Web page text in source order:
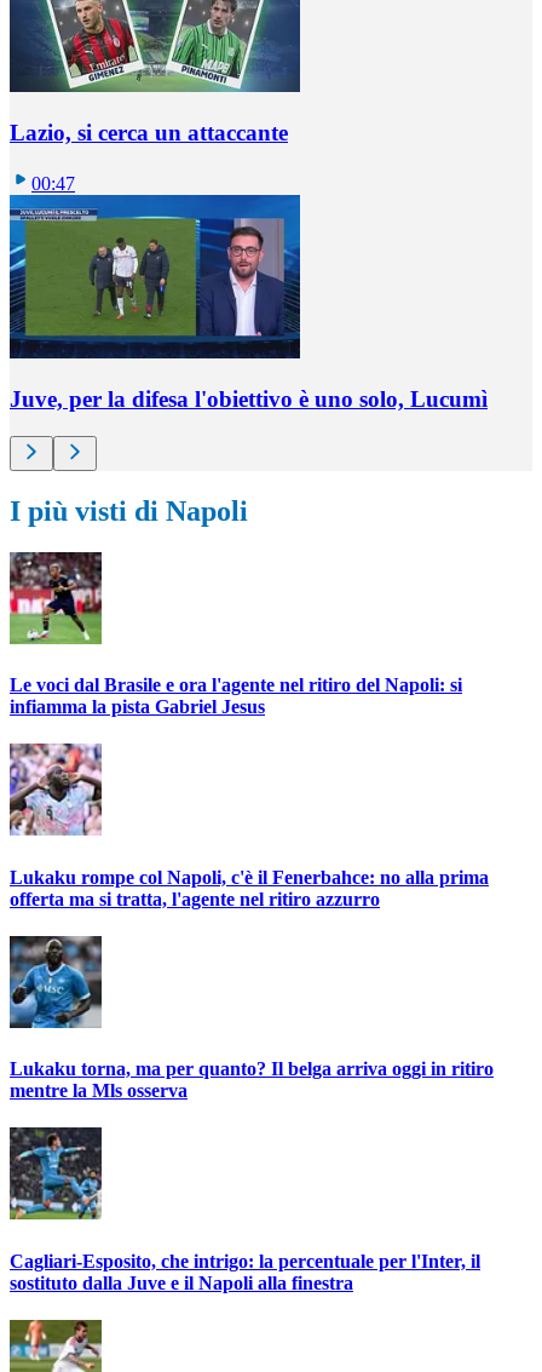
Lazio, si cerca un attaccante
00:47
Juve, per la difesa l'obiettivo è uno solo, Lucumì
I più visti di Napoli
Le voci dal Brasile e ora l'agente nel ritiro del Napoli: si
infiamma la pista Gabriel Jesus
Lukaku rompe col Napoli, c'è il Fenerbahce: no alla prima
offerta ma si tratta, l'agente nel ritiro azzurro
Lukaku torna, ma per quanto? Il belga arriva oggi in ritiro
mentre la Mls osserva
Cagliari-Esposito, che intrigo: la percentuale per l'Inter, il
sostituto dalla Juve e il Napoli alla finestra